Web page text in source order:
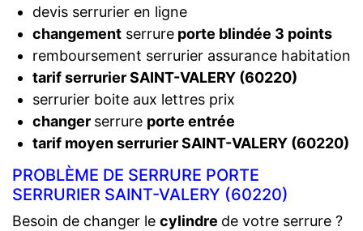
devis serrurier en ligne
changementserrureporte blindée 3 points
remboursement serrurier assurance habitation
tarif serrurier SAINT-VALERY (60220)
serrurier boite aux lettres prix
changer serrure porte entrée
tarif moyen serrurier SAINT-VALERY (60220)
PROBLÈME DE SERRURE PORTE
SERRURIER SAINT-VALERY (60220)
Besoin de changer le cylindre de votre serrure ?